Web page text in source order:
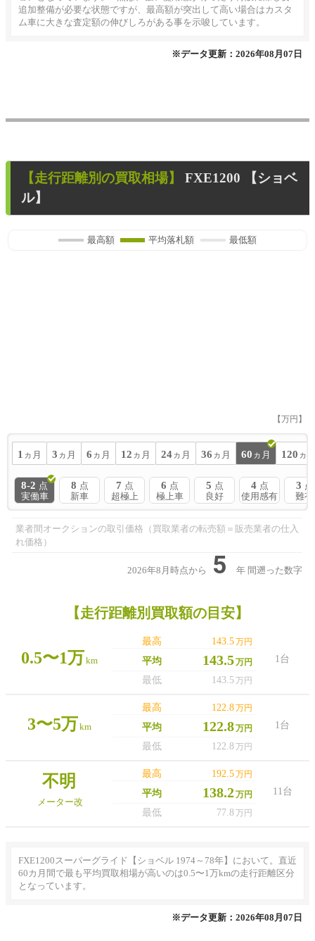
追加整備が必要な状態ですが、最高額が突出して高い場合はカスタ
ム車に大きな査定額の伸びしろがある事を示唆しています。
※データ更新：2026年08月07日
【走行距離別の買取相場】
FXE1200 【ショベ
ル】
最高額 平均落札額 最低額
【万円】
1 ヵ月 3 ヵ月 6 ヵ月 12 ヵ月 24 ヵ月 36 ヵ月 60 ヵ月 120 ヵ
8-2 点
実働車
8 点
新車
7 点
超極上
6 点
極上車
5 点
良好
4 点
使用感有
3 点
難有
業者間オークションの取引価格（買取業者の転売額＝販売業者の仕入
れ価格）
2026年8月時点から 5 年 間遡った数字
【走行距離別買取額の目安】
0.5〜1万km
最高 143.5万円
1台
平均 143.5万円
最低 143.5万円
3〜5万km
最高 122.8万円
1台
平均 122.8万円
最低 122.8万円
不明
メーター改
最高 192.5万円
11台
平均 138.2万円
最低 77.8万円
FXE1200スーパーグライド【ショベル 1974～78年】において。直近
60カ月間で最も平均買取相場が高いのは0.5〜1万kmの走行距離区分
となっています。
※データ更新：2026年08月07日